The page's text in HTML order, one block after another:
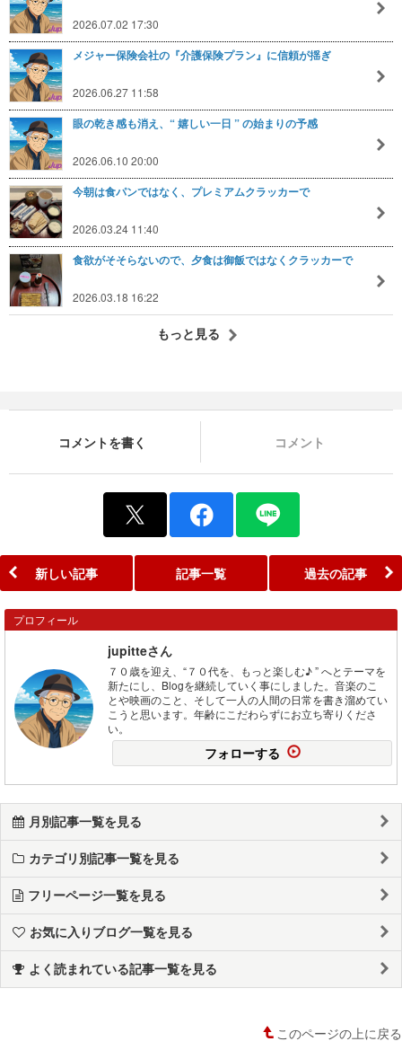
2026.07.02 17:30
メジャー保険会社の『介護保険プラン』に信頼が揺ぎ
2026.06.27 11:58
眼の乾き感も消え、“ 嬉しい一日 ” の始まりの予感
2026.06.10 20:00
今朝は食パンではなく、プレミアムクラッカーで
2026.03.24 11:40
食欲がそそらないので、夕食は御飯ではなくクラッカーで
2026.03.18 16:22
もっと見る
コメントを書く コメント
新しい記事 記事一覧 過去の記事
プロフィール
jupitteさん
７０歳を迎え、“７０代を、もっと楽しむ♪ ” へとテーマを
新たにし、Blogを継続していく事にしました。音楽のこ
とや映画のこと、そして一人の人間の日常を書き溜めてい
こうと思います。年齢にこだわらずにお立ち寄りくださ
い。
フォローする
月別記事一覧を見る
カテゴリ別記事一覧を見る
フリーページ一覧を見る
お気に入りブログ一覧を見る
よく読まれている記事一覧を見る
このページの上に戻る